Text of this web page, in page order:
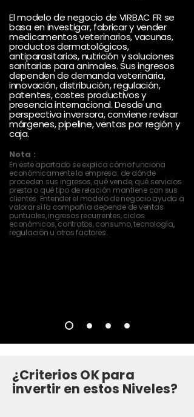
El modelo de negocio de VIRBAC FR se
basa en investigar, fabricar y vender
medicamentos veterinarios, vacunas,
productos dermatológicos,
antiparasitarios, nutrición y soluciones
sanitarias para animales. Sus ingresos
dependen de demanda veterinaria,
innovación, distribución, regulación,
patentes, costes productivos y
presencia internacional. Desde una
perspectiva inversora, conviene revisar
márgenes, pipeline, ventas por región y
caja.
Nota :
En este apartado se explica cómo funciona
económicamente la empresa: de dónde
proceden sus ingresos, qué vende, qué servicios
presta o qué tipo de relación mantiene con sus
clientes. Entender el modelo de negocio ayuda a
valorar si la compañía depende de ventas
puntuales, ingresos recurrentes, ciclos
económicos, contratos, consumo, tecnología,
regulación u otros factores.
¿Criterios OK para
invertir en estos Niveles?